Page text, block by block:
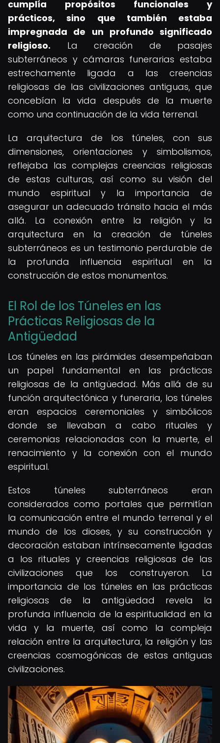
cumplía propósitos funcionales y
prácticos, sino que también estaba
impregnada de un profundo significado
religioso. La creación de pasajes
subterráneos y cámaras funerarias estaba
estrechamente ligada a las creencias
religiosas de las civilizaciones antiguas, que
concebían la vida después de la muerte
como una continuación de la vida terrenal.
La arquitectura de los túneles, con sus
dimensiones, orientaciones y simbolismos,
reflejaba las complejas creencias religiosas
de estas culturas, así como su visión del
mundo espiritual y la importancia de
asegurar un adecuado tránsito hacia el más
allá. La conexión entre la religión y la
arquitectura en la creación de túneles
subterráneos es un testimonio perdurable de
la profunda influencia espiritual en la
construcción de estos monumentos.
El Rol de los Túneles en las
Prácticas Religiosas de la
Antigüedad
Los túneles en las pirámides desempeñaban
un papel fundamental en las prácticas
religiosas de la antigüedad. Más allá de su
función arquitectónica y funeraria, los túneles
eran espacios ceremoniales y simbólicos
donde se llevaban a cabo rituales y
ceremonias relacionadas con la muerte, el
renacimiento y la conexión con el mundo
espiritual.
Estos túneles subterráneos eran
considerados como portales que permitían
la comunicación entre el mundo terrenal y el
mundo de los dioses, y su construcción y
decoración estaban intrínsecamente ligadas
a los rituales y creencias religiosas de las
civilizaciones que los construyeron. La
importancia de los túneles en las prácticas
religiosas de la antigüedad revela la
profunda influencia de la espiritualidad en la
vida y la muerte, así como la compleja
relación entre la arquitectura, la religión y las
creencias cosmogónicas de estas antiguas
civilizaciones.